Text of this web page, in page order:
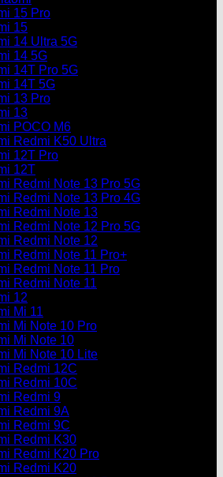
15 Pro
15
14 Ultra 5G
14 5G
14T Pro 5G
14T 5G
13 Pro
13
POCO M6
Redmi K50 Ultra
12T Pro
12T
Redmi Note 13 Pro 5G
Redmi Note 13 Pro 4G
Redmi Note 13
Redmi Note 12 Pro 5G
Redmi Note 12
Redmi Note 11 Pro+
Redmi Note 11 Pro
Redmi Note 11
12
Mi 11
Mi Note 10 Pro
Mi Note 10
Mi Note 10 Lite
Redmi 12C
Redmi 10C
Redmi 9
Redmi 9A
Redmi 9C
Redmi K30
Redmi K20 Pro
Redmi K20